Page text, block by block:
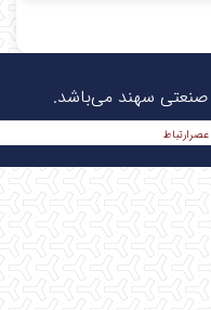
صنعتی سهند می‌باشد.
عصر‌ارتباط